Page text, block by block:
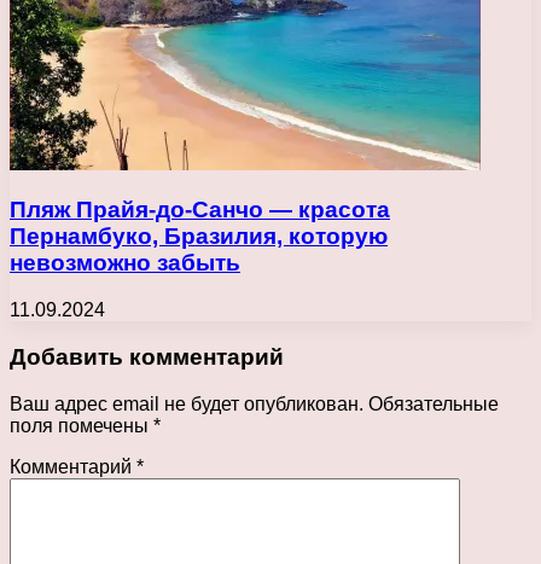
Пляж Прайя-до-Санчо — красота
Пернамбуко, Бразилия, которую
невозможно забыть
11.09.2024
Добавить комментарий
Ваш адрес email не будет опубликован. Обязательные
поля помечены *
Комментарий *